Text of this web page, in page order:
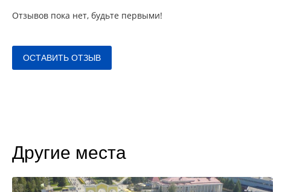
Отзывов пока нет, будьте первыми!
ОСТАВИТЬ ОТЗЫВ
Другие места